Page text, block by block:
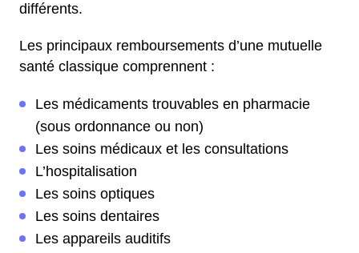
différents.
Les principaux remboursements d’une mutuelle
santé classique comprennent :
Les médicaments trouvables en pharmacie
(sous ordonnance ou non)
Les soins médicaux et les consultations
L’hospitalisation
Les soins optiques
Les soins dentaires
Les appareils auditifs